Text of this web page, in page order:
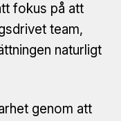
fokus på att
team,
naturligt
genom att